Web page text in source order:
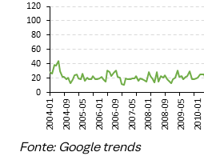
Fonte: Google trends